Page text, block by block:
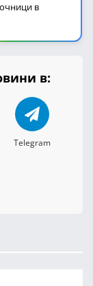
в
в:
Telegram